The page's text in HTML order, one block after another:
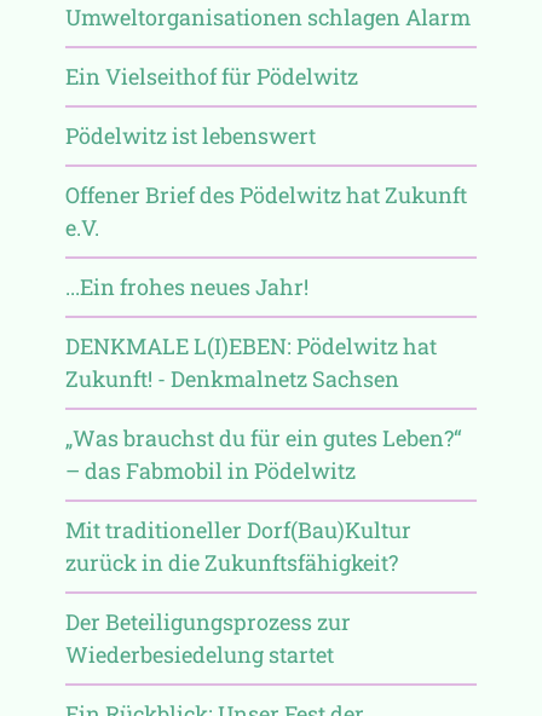
Umweltorganisationen schlagen Alarm
Ein Vielseithof für Pödelwitz
Pödelwitz ist lebenswert
Offener Brief des Pödelwitz hat Zukunft
e.V.
...Ein frohes neues Jahr!
DENKMALE L(I)EBEN: Pödelwitz hat
Zukunft! - Denkmalnetz Sachsen
„Was brauchst du für ein gutes Leben?“
– das Fabmobil in Pödelwitz
Mit traditioneller Dorf(Bau)Kultur
zurück in die Zukunftsfähigkeit?
Der Beteiligungsprozess zur
Wiederbesiedelung startet